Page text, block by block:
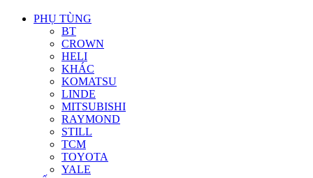
PHỤ TÙNG
BT
CROWN
HELI
KHÁC
KOMATSU
LINDE
MITSUBISHI
RAYMOND
STILL
TCM
TOYOTA
YALE